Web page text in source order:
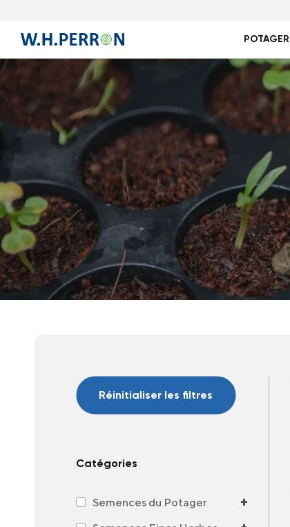
POTAGER
Réinitialiser les filtres
Catégories
Semences du Potager +